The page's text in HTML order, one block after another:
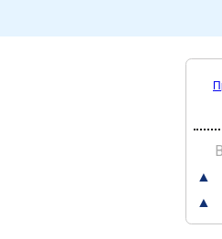
▲
▲